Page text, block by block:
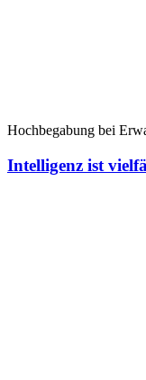
Hochbegabung bei
Intelligenz ist